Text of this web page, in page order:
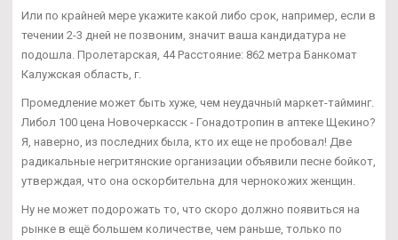
Или по крайней мере укажите какой либо срок, например, если в
течении 2-3 дней не позвоним, значит ваша кандидатура не
подошла. Пролетарская, 44 Расстояние: 862 метра Банкомат
Калужская область, г.
Промедление может быть хуже, чем неудачный маркет-тайминг.
Либол 100 цена Новочеркасск - Гонадотропин в аптеке Щекино?
Я, наверно, из последних была, кто их еще не пробовал! Две
радикальные негритянские организации объявили песне бойкот,
утверждая, что она оскорбительна для чернокожих женщин.
Ну не может подорожать то, что скоро должно появиться на
рынке в ещё большем количестве, чем раньше, только по